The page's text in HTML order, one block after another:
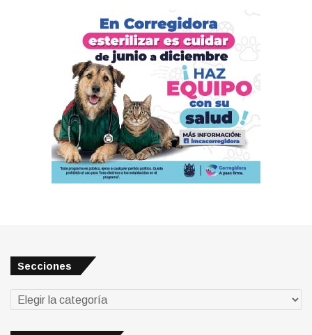
Secciones
Secciones